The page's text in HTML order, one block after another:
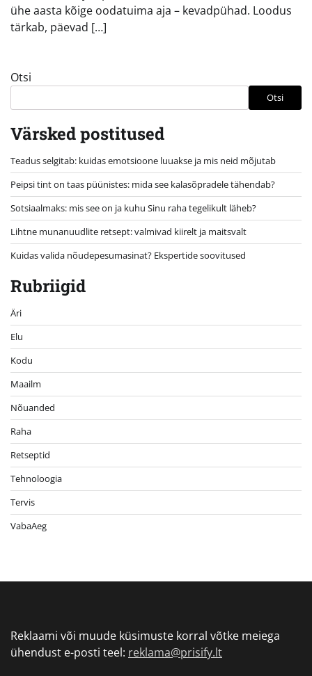
ühe aasta kõige oodatuima aja – kevadpühad. Loodus
tärkab, päevad […]
Otsi
Otsi
Värsked postitused
Teadus selgitab: kuidas emotsioone luuakse ja mis neid mõjutab
Peipsi tint on taas püünistes: mida see kalasõpradele tähendab?
Sotsiaalmaks: mis see on ja kuhu Sinu raha tegelikult läheb?
Lihtne munanuudlite retsept: valmivad kiirelt ja maitsvalt
Kuidas valida nõudepesumasinat? Ekspertide soovitused
Rubriigid
Äri
Elu
Kodu
Maailm
Nõuanded
Raha
Retseptid
Tehnoloogia
Tervis
VabaAeg
Reklaami või muude küsimuste korral võtke meiega
ühendust e-posti teel: reklama@prisify.lt